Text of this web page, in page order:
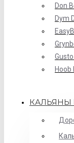
Don
Dym
Hoob
КАЛЬЯНЫ